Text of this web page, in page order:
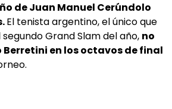
de Juan Manuel Cerúndolo
El tenista argentino, el único que
Grand Slam del año, no
en los octavos de final